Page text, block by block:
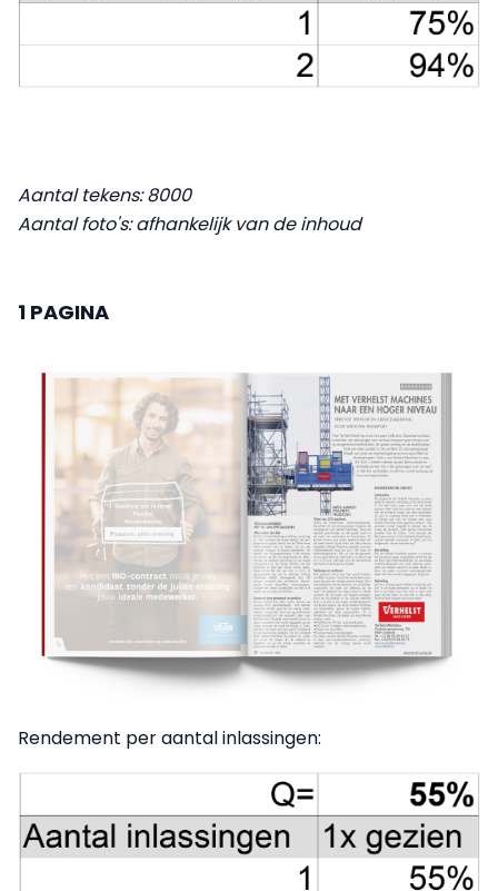
Aantal tekens: 8000
Aantal foto's: afhankelijk van de inhoud
1 PAGINA
Rendement per aantal inlassingen: